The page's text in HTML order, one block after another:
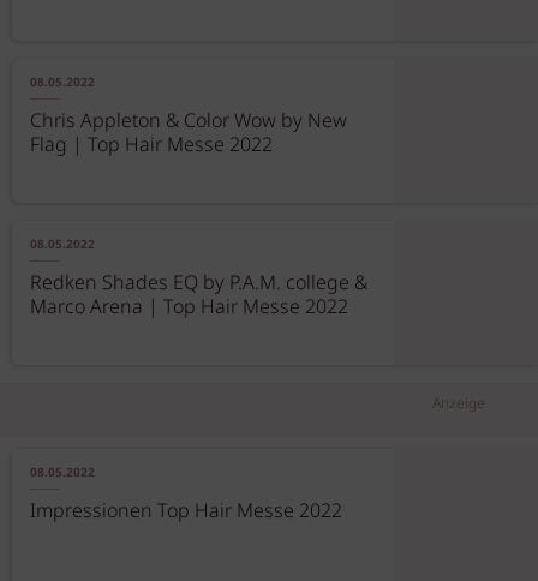
08.05.2022
Chris Appleton & Color Wow by New
Flag | Top Hair Messe 2022
08.05.2022
Redken Shades EQ by P.A.M. college &
Marco Arena | Top Hair Messe 2022
Anzeige
08.05.2022
Impressionen Top Hair Messe 2022